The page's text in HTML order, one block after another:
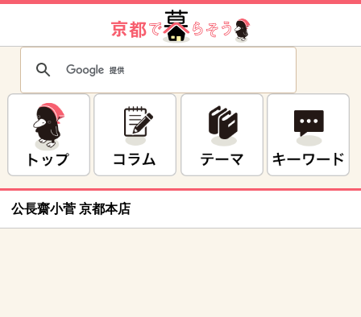
公長齋小菅 京都本店